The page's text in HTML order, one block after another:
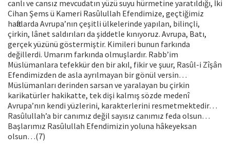
canlı ve cansız mevcudatın yüzü suyu hürmetine yaratıldığı, İki
Cihan Şems ü Kameri Rasûlullah Efendimize, geçtiğimiz
haftalarda Avrupa’nın çeşitli ülkelerinde yapılan, bilinçli,
çirkin, lânet saldırıları da şiddetle kınıyoruz. Avrupa, Batı,
gerçek yüzünü göstermiştir. Kimileri bunun farkında
değillerdi. Umarım farkında olmuşlardır. Rabb’im
Müslümanlara tefekkür den bir akıl, fikir ve şuur, Rasûl-i Zîşân
Efendimizden de asla ayrılmayan bir gönül versin…
Müslümanları derinden sarsan ve yaralayan bu çirkin
karikatürler hakikatte, tek dişi kalmış sözde medenî
Avrupa’nın kendi yüzlerini, karakterlerini resmetmektedir…
Rasûlullah’a bir canımız değil sayısız canımız feda olsun…
Başlarımız Rasûlullah Efendimizin yoluna hâkeyeksan
olsun…(7)